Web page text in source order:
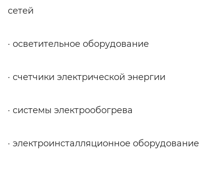
сетей
· осветительное оборудование
· счетчики электрической энергии
· системы электрообогрева
· электроинсталляционное оборудование